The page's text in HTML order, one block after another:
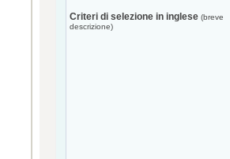
Criteri di selezione in inglese (breve
descrizione)